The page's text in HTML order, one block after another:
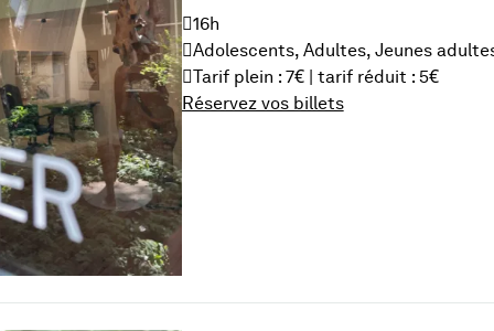
16h
Adolescents, Adultes, Jeunes
Tarif plein : 7€ | tarif réduit : 5€
Réservez vos billets